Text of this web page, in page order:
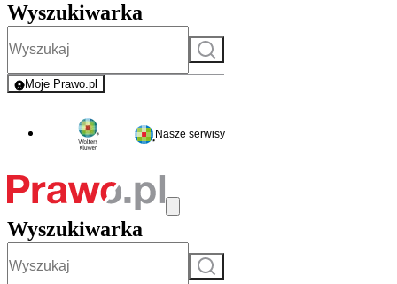
Wyszukiwarka
Szukaj
Moje Prawo.pl
- rejestracja i logowanie do serwisu
Nasze serwisy
Wyszukiwarka
Szukaj